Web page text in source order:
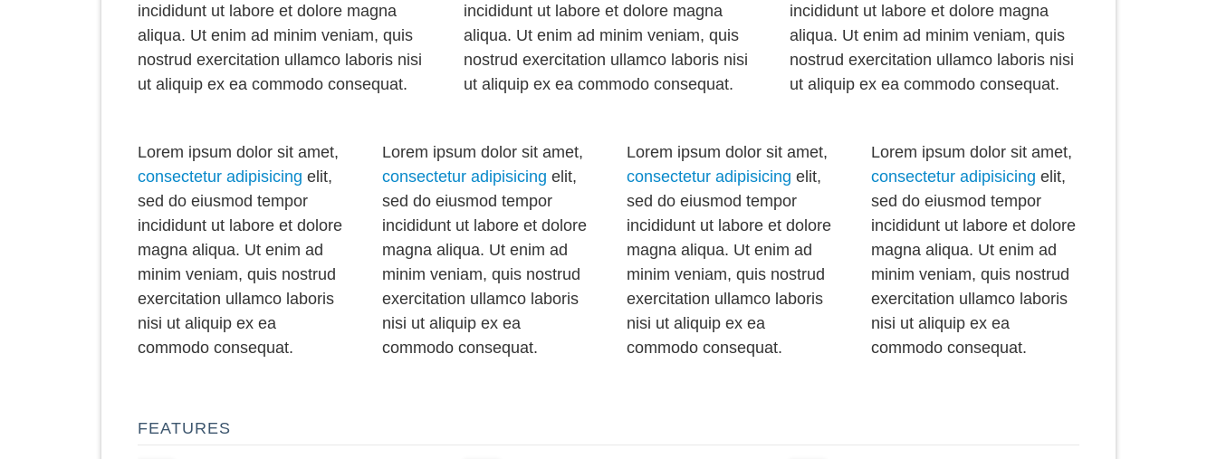
incididunt ut labore et dolore magna
aliqua. Ut enim ad minim veniam, quis
nostrud exercitation ullamco laboris nisi
ut aliquip ex ea commodo consequat.
incididunt ut labore et dolore magna
aliqua. Ut enim ad minim veniam, quis
nostrud exercitation ullamco laboris nisi
ut aliquip ex ea commodo consequat.
incididunt ut labore et dolore magna
aliqua. Ut enim ad minim veniam, quis
nostrud exercitation ullamco laboris nisi
ut aliquip ex ea commodo consequat.
Lorem ipsum dolor sit amet,
consectetur adipisicing elit,
sed do eiusmod tempor
incididunt ut labore et dolore
magna aliqua. Ut enim ad
minim veniam, quis nostrud
exercitation ullamco laboris
nisi ut aliquip ex ea
commodo consequat.
Lorem ipsum dolor sit amet,
consectetur adipisicing elit,
sed do eiusmod tempor
incididunt ut labore et dolore
magna aliqua. Ut enim ad
minim veniam, quis nostrud
exercitation ullamco laboris
nisi ut aliquip ex ea
commodo consequat.
Lorem ipsum dolor sit amet,
consectetur adipisicing elit,
sed do eiusmod tempor
incididunt ut labore et dolore
magna aliqua. Ut enim ad
minim veniam, quis nostrud
exercitation ullamco laboris
nisi ut aliquip ex ea
commodo consequat.
Lorem ipsum dolor sit amet,
consectetur adipisicing elit,
sed do eiusmod tempor
incididunt ut labore et dolore
magna aliqua. Ut enim ad
minim veniam, quis nostrud
exercitation ullamco laboris
nisi ut aliquip ex ea
commodo consequat.
FEATURES